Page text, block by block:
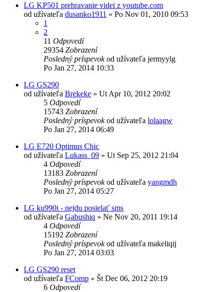
LG KP501 prehravanie videi z youtube.com
od užívateľa dusanko1911 » Po Nov 01, 2010 09:53
1
2
11 Odpovedí
29354 Zobrazení
Posledný príspevokod užívateľa jermyylg
Po Jan 27, 2014 10:33
LG GS290
od užívateľa Brekeke » Ut Apr 10, 2012 20:02
5 Odpovedí
15743 Zobrazení
Posledný príspevokod užívateľa lolaagw
Po Jan 27, 2014 06:49
LG E720 Optimus Chic
od užívateľa Lukass_09 » Ut Sep 25, 2012 21:04
4 Odpovedí
13183 Zobrazení
Posledný príspevokod užívateľa yangmdh
Po Jan 27, 2014 05:27
LG ku990i - nejdu posielať sms
od užívateľa Gabushiq » Ne Nov 20, 2011 19:14
4 Odpovedí
15192 Zobrazení
Posledný príspevokod užívateľa makeliqij
Po Jan 27, 2014 03:03
LG GS290 reset
od užívateľa FComp » Št Dec 06, 2012 20:19
6 Odpovedí